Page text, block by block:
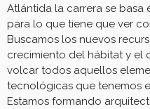
Atlántida la carrera se
para lo que tiene que ver
Buscamos los nuevos
crecimiento del hábitat y el
volcar todos aquellos
tecnológicas que tenemos
Estamos formando